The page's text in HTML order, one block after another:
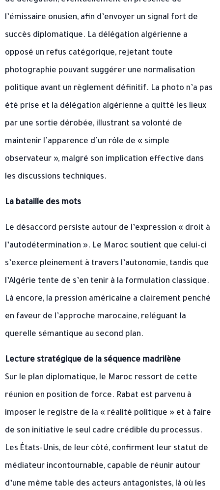
l’émissaire onusien, afin d’envoyer un signal fort de
succès diplomatique. La délégation algérienne a
opposé un refus catégorique, rejetant toute
photographie pouvant suggérer une normalisation
politique avant un règlement définitif. La photo n’a pas
été prise et la délégation algérienne a quitté les lieux
par une sortie dérobée, illustrant sa volonté de
maintenir l’apparence d’un rôle de « simple
observateur », malgré son implication effective dans
les discussions techniques.
La bataille des mots
Le désaccord persiste autour de l’expression « droit à
l’autodétermination ». Le Maroc soutient que celui-ci
s’exerce pleinement à travers l’autonomie, tandis que
l’Algérie tente de s’en tenir à la formulation classique.
Là encore, la pression américaine a clairement penché
en faveur de l’approche marocaine, reléguant la
querelle sémantique au second plan.
Lecture stratégique de la séquence madrilène
Sur le plan diplomatique, le Maroc ressort de cette
réunion en position de force. Rabat est parvenu à
imposer le registre de la « réalité politique » et à faire
de son initiative le seul cadre crédible du processus.
Les États-Unis, de leur côté, confirment leur statut de
médiateur incontournable, capable de réunir autour
d’une même table des acteurs antagonistes, là où les